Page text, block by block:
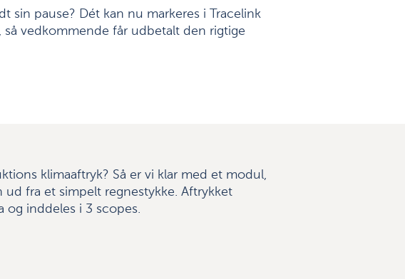
sin pause? Dét kan nu markeres i Tracelink
vedkommende får udbetalt den rigtige
klimaaftryk? Så er vi klar med et modul,
fra et simpelt regnestykke. Aftrykket
og inddeles i 3 scopes.